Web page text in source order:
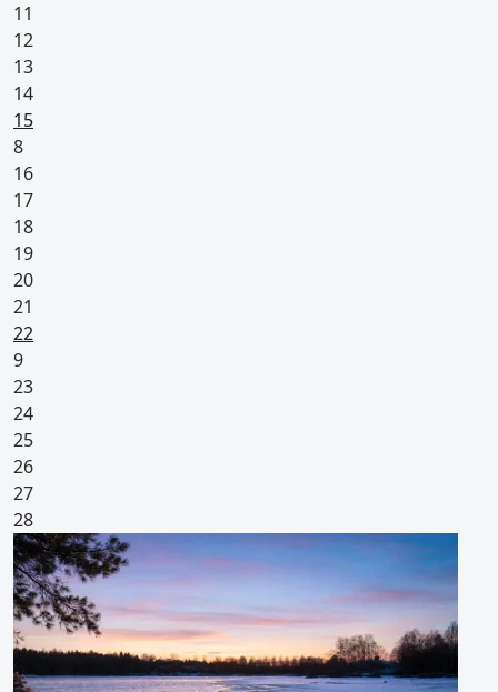
11
12
13
14
15Pyhäpäivä
8
16
17
18
19
20
21
22
9
23
24
25
26
27
28